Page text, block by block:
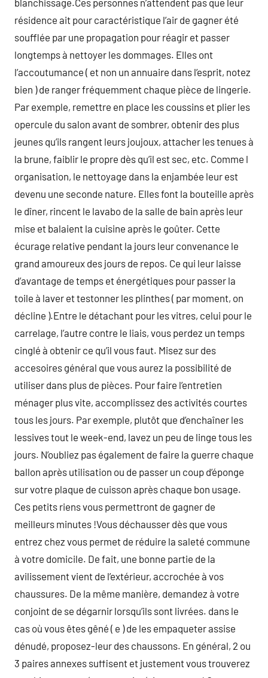
blanchissage.Ces personnes n’attendent pas que leur
résidence ait pour caractéristique l’air de gagner été
soufflée par une propagation pour réagir et passer
longtemps à nettoyer les dommages. Elles ont
l’accoutumance ( et non un annuaire dans l’esprit, notez
bien ) de ranger fréquemment chaque pièce de lingerie.
Par exemple, remettre en place les coussins et plier les
opercule du salon avant de sombrer, obtenir des plus
jeunes qu’ils rangent leurs joujoux, attacher les tenues à
la brune, faiblir le propre dès qu’il est sec, etc. Comme l
organisation, le nettoyage dans la enjambée leur est
devenu une seconde nature. Elles font la bouteille après
le dîner, rincent le lavabo de la salle de bain après leur
mise et balaient la cuisine après le goûter. Cette
écurage relative pendant la jours leur convenance le
grand amoureux des jours de repos. Ce qui leur laisse
d’avantage de temps et énergétiques pour passer la
toile à laver et testonner les plinthes ( par moment, on
décline ).Entre le détachant pour les vitres, celui pour le
carrelage, l’autre contre le liais, vous perdez un temps
cinglé à obtenir ce qu’il vous faut. Misez sur des
accesoires général que vous aurez la possibilité de
utiliser dans plus de pièces. Pour faire l’entretien
ménager plus vite, accomplissez des activités courtes
tous les jours. Par exemple, plutôt que d’enchaîner les
lessives tout le week-end, lavez un peu de linge tous les
jours. N’oubliez pas également de faire la guerre chaque
ballon après utilisation ou de passer un coup d’éponge
sur votre plaque de cuisson après chaque bon usage.
Ces petits riens vous permettront de gagner de
meilleurs minutes !Vous déchausser dès que vous
entrez chez vous permet de réduire la saleté commune
à votre domicile. De fait, une bonne partie de la
avilissement vient de l’extérieur, accrochée à vos
chaussures. De la même manière, demandez à votre
conjoint de se dégarnir lorsqu’ils sont livrées. dans le
cas où vous êtes gêné ( e ) de les empaqueter assise
dénudé, proposez-leur des chaussons. En général, 2 ou
3 paires annexes suffisent et justement vous trouverez